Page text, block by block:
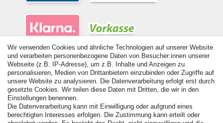
© Copyright 2026 | Alle Rechte vorbehalten. - Alle Rechte vorbehalten.
Preisangaben inkl. gesetzl. 19% MwSt. | Grundpreise siehe Artikeldetail | *Gilt für
Lieferungen nach Deutschland!
Wir verwenden Cookies und ähnliche Technologien auf unserer Website
und verarbeiten personenbezogene Daten von Besucher:innen unserer
Webseite (z.B. IP-Adresse), um z.B. Inhalte und Anzeigen zu
personalisieren, Medien von Drittanbietern einzubinden oder Zugriffe auf
unsere Website zu analysieren. Die Datenverarbeitung erfolgt erst durch
gesetzte Cookies. Wir teilen diese Daten mit Dritten, die wir in den
Einstellungen benennen.
Die Datenverarbeitung kann mit Einwilligung oder aufgrund eines
berechtigten Interesses erfolgen. Die Zustimmung kann erteilt oder